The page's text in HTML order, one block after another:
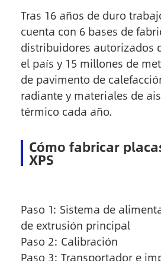
Tras 16 años de duro
cuenta con 6 bases de
distribuidores autorizados
el país y 15 millones de
de pavimento de
radiante y materiales de
térmico cada año.
Cómo fabricar
XPS
Paso 1: Sistema de
de extrusión principal
Paso 2: Calibración
Paso 3: Transportador e